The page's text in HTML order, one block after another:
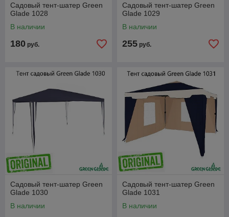
Садовый тент-шатер Green
Glade 1028
В наличии
180 руб.
Садовый тент-шатер Green
Glade 1029
В наличии
255 руб.
Садовый тент-шатер Green
Glade 1030
В наличии
Садовый тент-шатер Green
Glade 1031
В наличии